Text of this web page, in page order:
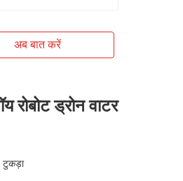
अब बात करें
रोबोट ड्रोन वाटर
टुकड़ा